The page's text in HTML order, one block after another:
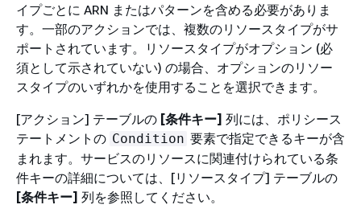
イプごとに ARN またはパターンを含める必要がありま
す。一部のアクションでは、複数のリソースタイプがサ
ポートされています。リソースタイプがオプション (必
須として示されていない) の場合、オプションのリソー
スタイプのいずれかを使用することを選択できます。
[アクション] テーブルの [条件キー] 列には、ポリシース
テートメントの Condition 要素で指定できるキーが含
まれます。サービスのリソースに関連付けられている条
件キーの詳細については、[リソースタイプ] テーブルの
[条件キー] 列を参照してください。